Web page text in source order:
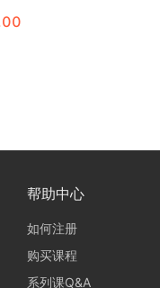
帮助中心
如何注册
购买课程
系列课Q&A